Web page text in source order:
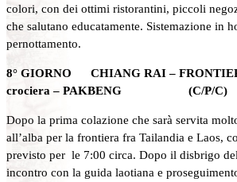
colori, con dei ottimi ristorantini, piccoli
che salutano educatamente. Sistemazione in
pernottamento.
8° GIORNO CHIANG RAI –
crociera – PAKBENG (C/P/C)
Dopo la prima colazione che sarà servita
all’alba per la frontiera fra Tailandia e Laos,
previsto per le 7:00 circa. Dopo il disbrigo
incontro con la guida laotiana e